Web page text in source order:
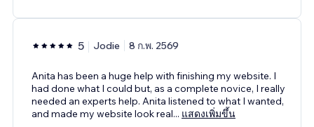
5 Jodie 8 ก.พ. 2569
Anita has been a huge help with finishing my website. I
had done what I could but, as a complete novice, I really
needed an experts help. Anita listened to what I wanted,
and made my website look real... แสดงเพิ่มขึ้น